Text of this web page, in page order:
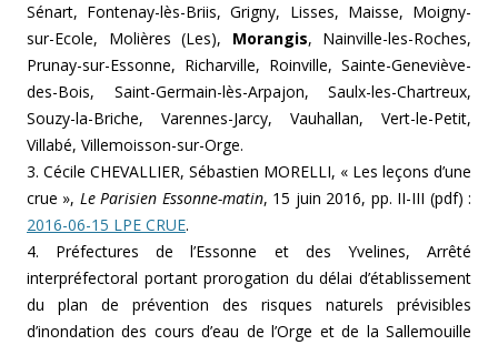
Sénart, Fontenay-lès-Briis, Grigny, Lisses, Maisse, Moigny-
sur-Ecole, Molières (Les), Morangis, Nainville-les-Roches,
Prunay-sur-Essonne, Richarville, Roinville, Sainte-Geneviève-
des-Bois, Saint-Germain-lès-Arpajon, Saulx-les-Chartreux,
Souzy-la-Briche, Varennes-Jarcy, Vauhallan, Vert-le-Petit,
Villabé, Villemoisson-sur-Orge.
3. Cécile CHEVALLIER, Sébastien MORELLI, « Les leçons d’une
crue », Le Parisien Essonne-matin, 15 juin 2016, pp. II-III (pdf) :
2016-06-15 LPE CRUE.
4. Préfectures de l’Essonne et des Yvelines, Arrêté
interpréfectoral portant prorogation du délai d’établissement
du plan de prévention des risques naturels prévisibles
d’inondation des cours d’eau de l’Orge et de la Sallemouille